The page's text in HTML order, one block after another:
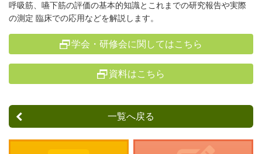
呼吸筋、嚥下筋の評価の基本的知識とこれまでの研究報告や実際
の測定 臨床での応用などを解説します。
学会・研修会に関してはこちら
資料はこちら
一覧へ戻る